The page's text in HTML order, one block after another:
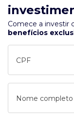
Comece a investir
benefícios
CPF
Nome completo